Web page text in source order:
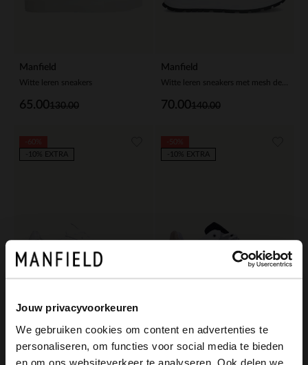
Jouw privacyvoorkeuren
We gebruiken cookies om content en advertenties te
personaliseren, om functies voor social media te bieden
en om ons websiteverkeer te analyseren. Ook delen we
Manfield
Witte leren sneakers
130.00
65.00
Manfield
140.00
70.00
Manfield
Witte leren sneakers
-10% EXTRA
Manfield
Witte leren sneakers met zilveren details
-10% EXTRA